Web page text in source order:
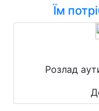
Їм
Розлад